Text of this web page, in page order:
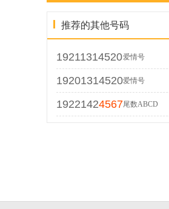
推荐的其他号码
19211314520爱情号
19201314520爱情号
19221424567尾数ABCD